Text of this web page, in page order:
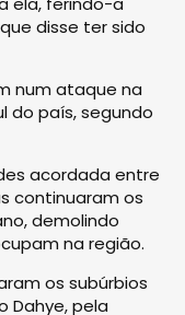
disse ter sido
num ataque na
do país, segundo
acordada entre
continuaram os
demolindo
na região.
os subúrbios
Dahye, pela